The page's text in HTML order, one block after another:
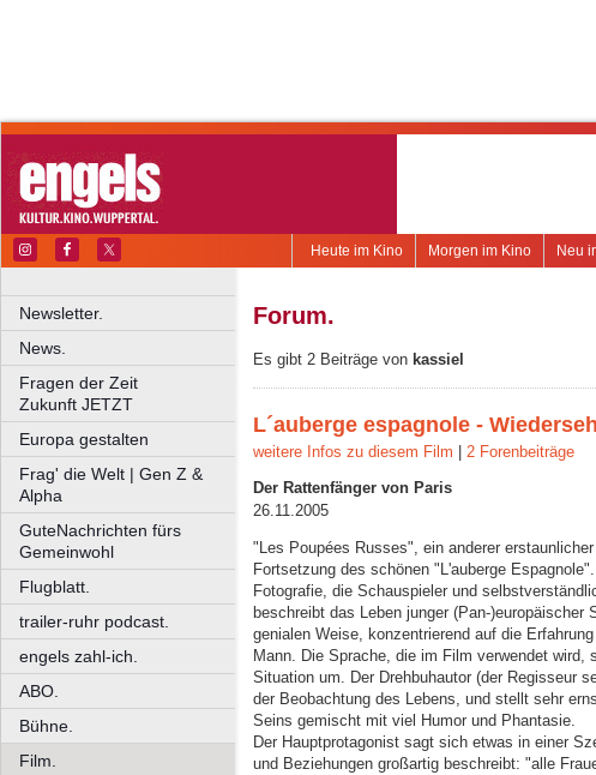
Neu
Morgen im Kino
Heute im Kino
Newsletter.
News.
Fragen der Zeit
Zukunft JETZT
Europa gestalten
Frag' die Welt | Gen Z &
Alpha
GuteNachrichten fürs
Gemeinwohl
Flugblatt.
trailer-ruhr podcast.
engels zahl-ich.
ABO.
Bühne.
Film.
Forum.
Es gibt 2 Beiträge von kassiel
L´auberge espagnole -
weitere Infos zu diesem Film 2 Forenbeiträge
Der Rattenfänger von Paris
26.11.2005
"Les Poupées Russes", ein anderer
Fortsetzung des schönen "L'auberge
Fotografie, die Schauspieler und
beschreibt das Leben junger (Pan-)europäischer
genialen Weise, konzentrierend auf die
Mann. Die Sprache, die im Film verwendet wird,
Situation um. Der Drehbuhautor (der Regisseur
der Beobachtung des Lebens, und stellt sehr
Seins gemischt mit viel Humor und Phantasie.
Der Hauptprotagonist sagt sich etwas in einer
und Beziehungen großartig beschreibt: "alle